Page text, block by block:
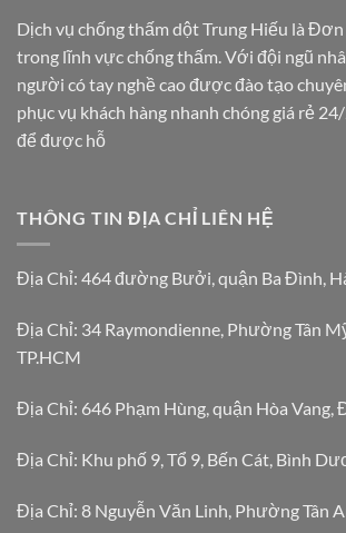
Dịch vụ chống thấm dột Trung Hiếu là
trong lĩnh vực chống thấm. Với đội ngũ
người có tay nghề cao được đào tạo
phục vụ khách hàng nhanh chóng giá rẻ
để được hỗ
THÔNG TIN ĐỊA CHỈ LIÊN HỆ
Địa Chỉ: 464 đường Bưởi, quận Ba Đình,
Địa Chỉ: 34 Raymondienne, Phường Tân
TP.HCM
Địa Chỉ: 646 Phạm Hùng, quận Hòa Vang,
Địa Chỉ: Khu phố 9, Tổ 9, Bến Cát, Bình
Địa Chỉ: 8 Nguyễn Văn Linh, Phường Tân